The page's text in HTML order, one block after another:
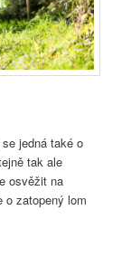
jedná také o
tak ale
osvěžit na
o zatopený lom